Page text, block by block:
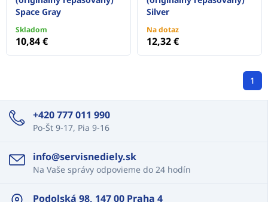
Space Gray
Skladom
10,84 €
Silver
Na dotaz
12,32 €
1
+420 777 011 990
Po-Št 9-17, Pia 9-16
info@servisnediely.sk
Na Vaše správy odpovieme do 24 hodín
Podolská 98, 147 00 Praha 4